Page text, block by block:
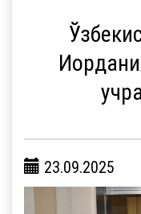
23.09.2025